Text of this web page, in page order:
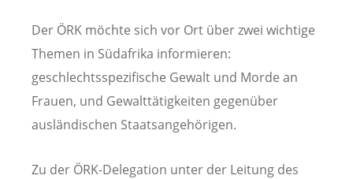
Der ÖRK möchte sich vor Ort über zwei wichtige
Themen in Südafrika informieren:
geschlechtsspezifische Gewalt und Morde an
Frauen, und Gewalttätigkeiten gegenüber
ausländischen Staatsangehörigen.
Zu der ÖRK-Delegation unter der Leitung des